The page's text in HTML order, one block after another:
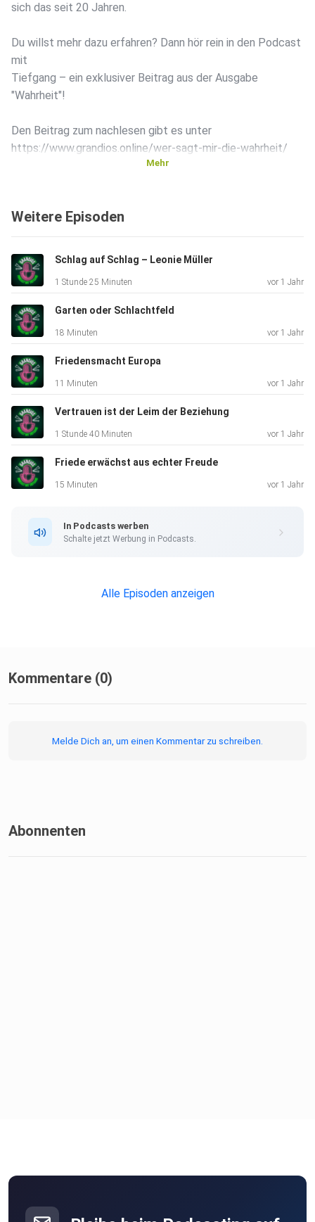
sich das seit 20 Jahren.
Du willst mehr dazu erfahren? Dann hör rein in den Podcast
mit
Tiefgang – ein exklusiver Beitrag aus der Ausgabe
"Wahrheit"!
Den Beitrag zum nachlesen gibt es unter
https://www.grandios.online/wer-sagt-mir-die-wahrheit/
vorbei auf unserer Website unter
Mehr
Weitere Episoden
Schlag auf Schlag – Leonie Müller
1 Stunde 25 Minuten vor 1 Jahr
Garten oder Schlachtfeld
18 Minuten vor 1 Jahr
Friedensmacht Europa
11 Minuten vor 1 Jahr
Vertrauen ist der Leim der Beziehung
1 Stunde 40 Minuten vor 1 Jahr
Friede erwächst aus echter Freude
15 Minuten vor 1 Jahr
In Podcasts werben
Schalte jetzt Werbung in Podcasts.
Alle Episoden anzeigen
Kommentare (0)
Melde Dich an, um einen Kommentar zu schreiben.
Abonnenten